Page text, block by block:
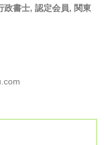
政書士, 認定会員, 関東